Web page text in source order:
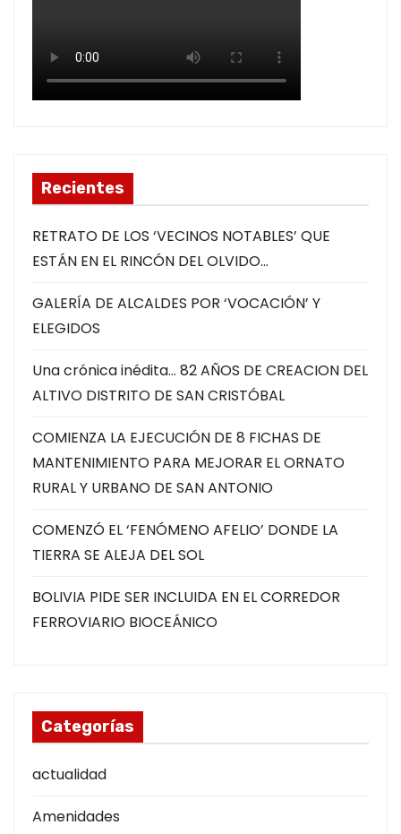
Recientes
RETRATO DE LOS ‘VECINOS NOTABLES’ QUE
ESTÁN EN EL RINCÓN DEL OLVIDO…
GALERÍA DE ALCALDES POR ‘VOCACIÓN’ Y
ELEGIDOS
Una crónica inédita… 82 AÑOS DE CREACION DEL
ALTIVO DISTRITO DE SAN CRISTÓBAL
COMIENZA LA EJECUCIÓN DE 8 FICHAS DE
MANTENIMIENTO PARA MEJORAR EL ORNATO
RURAL Y URBANO DE SAN ANTONIO
COMENZÓ EL ‘FENÓMENO AFELIO’ DONDE LA
TIERRA SE ALEJA DEL SOL
BOLIVIA PIDE SER INCLUIDA EN EL CORREDOR
FERROVIARIO BIOCEÁNICO
Categorías
actualidad
Amenidades